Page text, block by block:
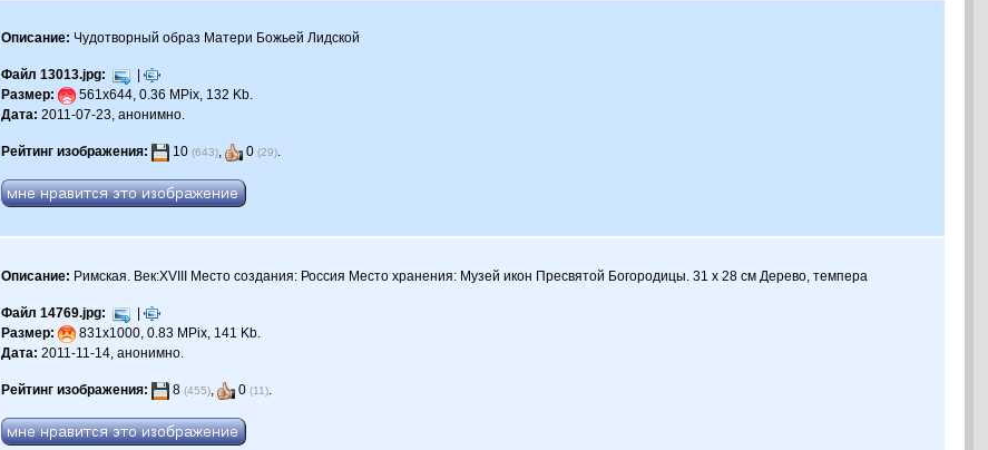
Описание: Чудотворный образ Матери Божьей Лидской
Файл 13013.jpg:
|
Размер:
561x644, 0.36 MPix, 132 Kb.
Дата: 2011-07-23, анонимно.
Рейтинг изображения: 10(643), 0(29).
Описание: Римская. Век:XVIII Место создания: Россия Место хранения: Музей икон Пресвятой Богородицы. 31 x 28 см Дерево, темпера
Файл 14769.jpg:
|
Размер:
831x1000, 0.83 MPix, 141 Kb.
Дата: 2011-11-14, анонимно.
Рейтинг изображения: 8(455), 0(11).